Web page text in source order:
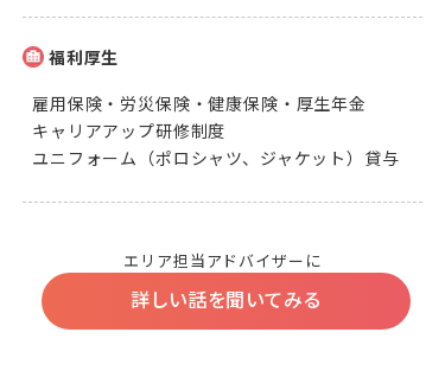
福利厚生
雇用保険・労災保険・健康保険・厚生年金
キャリアアップ研修制度
ユニフォーム（ポロシャツ、ジャケット）貸与
エリア担当アドバイザーに
詳しい話を聞いてみる